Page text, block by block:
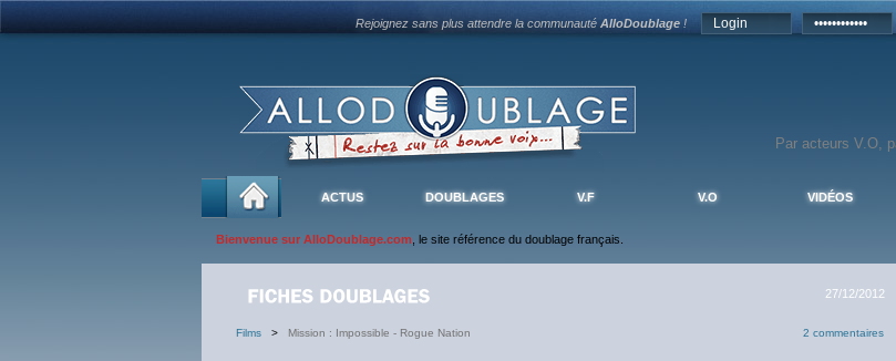
Rejoignez sans plus attendre la communautéAlloDoublage !
ACTUS DOUBLAGES V.F V.O VIDÉOS
Bienvenue sur AlloDoublage.com , le site référence du doublage français.
27/12/2012
Films > Mission : Impossible - Rogue Nation 2 commentaires